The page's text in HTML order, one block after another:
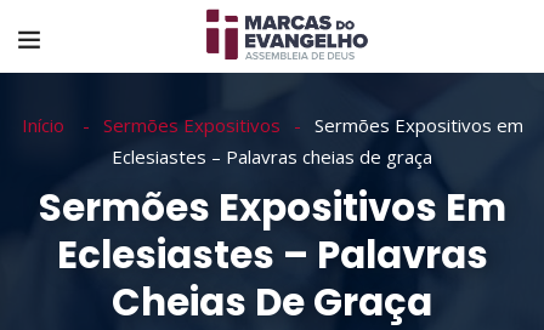
Início Sermões Expositivos
Sermões Expositivos em
Eclesiastes – Palavras cheias de graça
Sermões Expositivos Em
Eclesiastes – Palavras
Cheias De Graça